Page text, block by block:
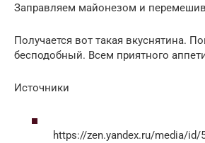
Заправляем майонезом и
Получается вот такая вкуснятина.
бесподобный. Всем приятного
Источники
https://zen.yandex.ru/media/id/